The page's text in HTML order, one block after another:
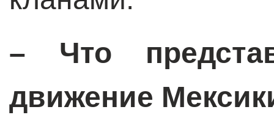
– Что
движение